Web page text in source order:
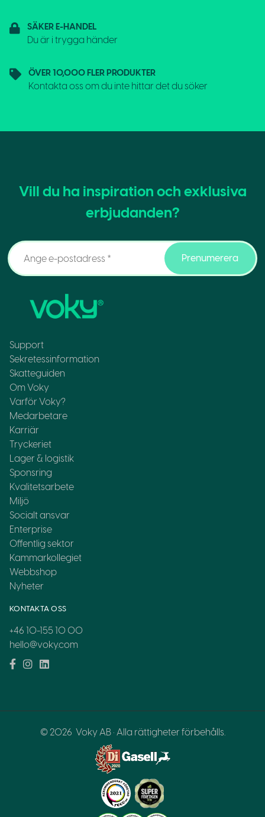
SÄKER E-HANDEL
Du är i trygga händer
ÖVER 10,000 FLER PRODUKTER
Kontakta oss om du inte hittar det du söker
Vill du ha inspiration och exklusiva
erbjudanden?
Prenumerera
Support
Sekretessinformation
Skatteguiden
Om Voky
Varför Voky?
Medarbetare
Karriär
Tryckeriet
Lager & logistik
Sponsring
Kvalitetsarbete
Miljö
Socialt ansvar
Enterprise
Offentlig sektor
Kammarkollegiet
Webbshop
Nyheter
KONTAKTA OSS
+46 10-155 10 00
hello@voky.com
© 2026 Voky AB · Alla rättigheter förbehålls.